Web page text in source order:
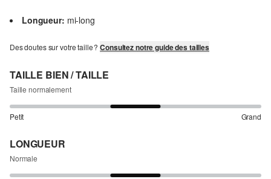
Longueur: mi-long
Des doutes sur votre taille ?Consultez notre guide des tailles
TAILLE BIEN / TAILLE
Taille normalement
Petit Grand
LONGUEUR
Normale